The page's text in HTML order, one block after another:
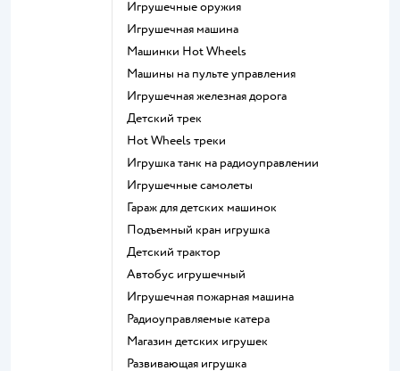
Игрушечные оружия
Игрушечная машина
Машинки Hot Wheels
Машины на пульте управления
Игрушечная железная дорога
Детский трек
Hot Wheels треки
Игрушка танк на радиоуправлении
Игрушечные самолеты
Гараж для детских машинок
Подъемный кран игрушка
Детский трактор
Автобус игрушечный
Игрушечная пожарная машина
Радиоуправляемые катера
Магазин детских игрушек
Развивающая игрушка